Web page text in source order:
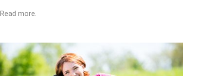
Read more.